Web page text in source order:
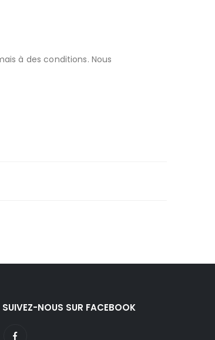
à des conditions. Nous
SUIVEZ-NOUS SUR FACEBOOK